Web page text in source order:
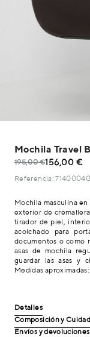
Mochila Travel
195,00 €156,00 €
Referencia:
Mochila masculina
exterior de
tirador de piel,
acolchado para
documentos o como
asas de mochila
guardar las asas y
Medidas aproximadas:
Detalles
Composición y
Envíos y devoluciones